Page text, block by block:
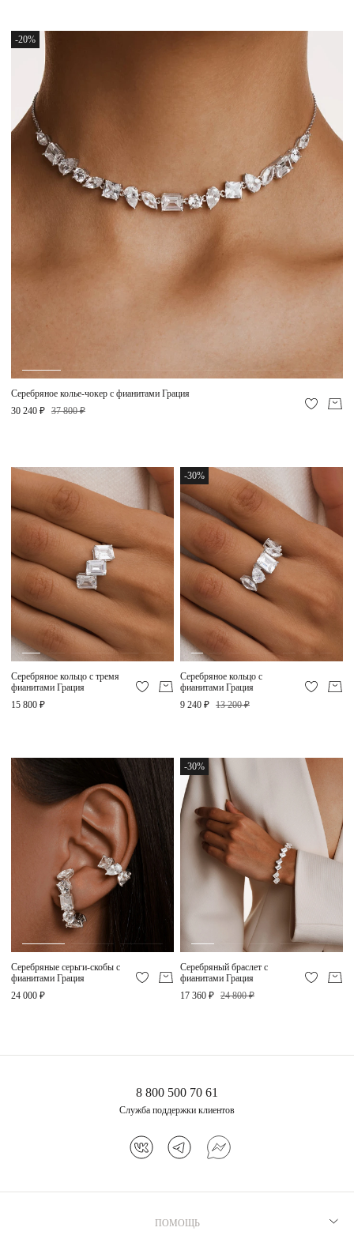
-20%
Серебряное колье-чокер с фианитами Грация
30 240 ₽ 37 800 ₽
Серебряное кольцо с тремя
фианитами Грация
15 800 ₽
-30%
Серебряное кольцо с
фианитами Грация
9 240 ₽ 13 200 ₽
Серебряные серьги-скобы с
фианитами Грация
24 000 ₽
-30%
Серебряный браслет с
фианитами Грация
17 360 ₽ 24 800 ₽
8 800 500 70 61
Служба поддержки клиентов
ПОМОЩЬ